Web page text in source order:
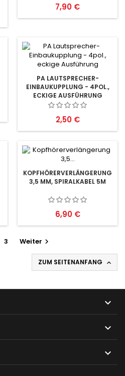
Preis
7,90 €
PA LAUTSPRECHER-
EINBAUKUPPLUNG - 4POL.,
ECKIGE AUSFÜHRUNG
Preis
2,50 €
KOPFHÖRERVERLÄNGERUNG
3,5 MM, SPIRALKABEL 5M
Preis
6,90 €
3 Weiter 
ZUM SEITENANFANG 


